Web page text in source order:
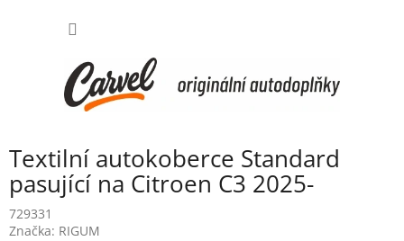
Textilní autokoberce Standard
pasující na Citroen C3 2025-
729331
Značka: RIGUM